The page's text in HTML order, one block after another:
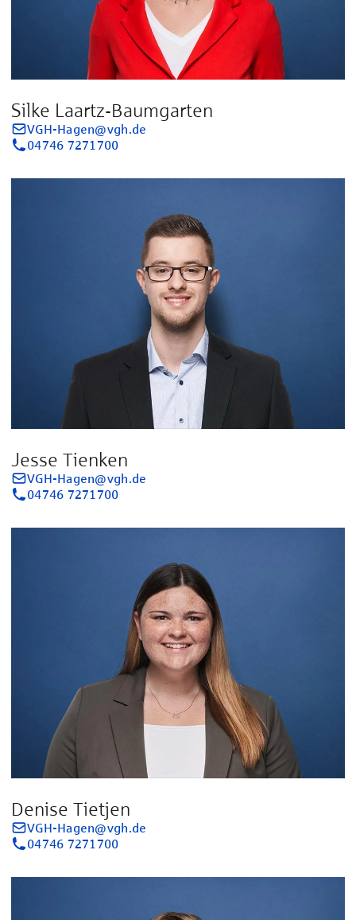
Silke Laartz-Baumgarten
VGH-Hagen@vgh.de
04746 7271700
Jesse Tienken
VGH-Hagen@vgh.de
04746 7271700
Denise Tietjen
VGH-Hagen@vgh.de
04746 7271700